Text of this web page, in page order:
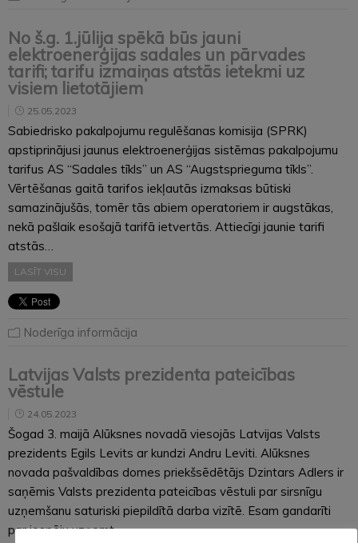
No š.g. 1.jūlija spēkā būs jauni
elektroenerģijas sadales un pārvades
tarifi; tarifu izmaiņas atstās ietekmi uz
visiem lietotājiem
25.05.2023
Sabiedrisko pakalpojumu regulēšanas komisija (SPRK)
apstiprinājusi jaunus elektroenerģijas sistēmas pakalpojumu
tarifus AS “Sadales tīkls” un AS “Augstsprieguma tīkls”.
Vērtēšanas gaitā tarifos iekļautās izmaksas būtiski
samazinājušās, tomēr tās abiem operatoriem ir augstākas,
nekā pašlaik esošajā tarifā ietvertās. Attiecīgi jaunie tarifi
atstās…
LASĪT VISU
Noderīga informācija
Latvijas Valsts prezidenta pateicības
vēstule
24.05.2023
Šogad 3. maijā Alūksnes novadā viesojās Latvijas Valsts
prezidents Egils Levits ar kundzi Andru Leviti. Alūksnes
novada pašvaldības domes priekšsēdētājs Dzintars Adlers ir
saņēmis Valsts prezidenta pateicības vēstuli par sirsnīgu
uzņemšanu saturiski piepildītā darba vizītē. Esam gandarīti
par iespēju uzņemt…